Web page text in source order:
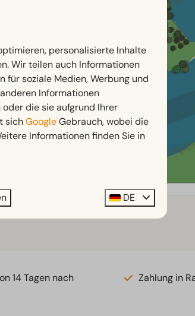
14 Tagen nach
Zahlung in
personalisierte Inhalte
Wir teilen auch Informationen
für soziale Medien, Werbung und
Informationen
die sie aufgrund Ihrer
sichGoogleGebrauch, wobei die
Informationen finden Sie in
DE